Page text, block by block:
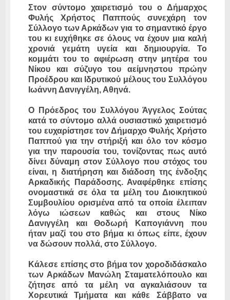
Στον σύντομο χαιρετισμό του ο Δήμαρχος
Φυλής Χρήστος Παππούς συνεχάρη τον
Σύλλογο των Αρκάδων για το σημαντικό έργο
του κι ευχήθηκε σε όλους να έχουν μια καλή
χρονιά γεμάτη υγεία και δημιουργία. Το
κομμάτι του το αφιέρωση στην μητέρα του
Νίκου και σύζυγο του αείμνηστου πρώην
Προέδρου και Ιδρυτικού μέλους του Συλλόγου
Ιωάννη Δανιγγέλη, Αθηνά.
Ο Πρόεδρος του Συλλόγου Άγγελος Σούτας
κατά το σύντομο αλλά ουσιαστικό χαιρετισμό
του ευχαρίστησε τον Δήμαρχο Φυλής Χρήστο
Παππού για την στήριξή και όλο τον κόσμο
για την παρουσία του, τονίζοντας πως αυτό
δίνει δύναμη στον Σύλλογο που στόχος του
είναι, η διατήρηση και διάδοση της ένδοξης
Αρκαδικής Παράδοσης. Αναφέρθηκε επίσης
ονομαστικά σε όλα τα μέλη του Διοικητικού
Συμβουλίου ορισμένα από τα οποία έλειπαν
λόγω ιώσεων καθώς και στους Νίκο
Δανιγγέλη και Θοδωρή Καπογιάννη που
ήταν μαζί του στο βήμα κι όπως είπε, έχουν
να δώσουν πολλά, στο Σύλλογο.
Κάλεσε επίσης στο βήμα τον χοροδιδάσκαλο
των Αρκάδων Μανώλη Σταματελόπουλο και
ζήτησε από τα μέλη να αγκαλιάσουν τα
Χορευτικά Τμήματα και κάθε Σάββατο να